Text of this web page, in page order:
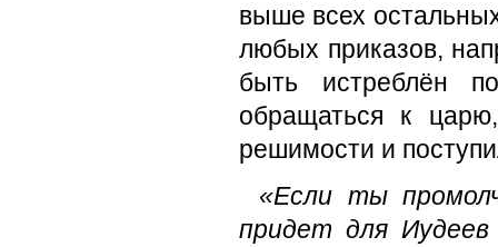
выше всех
любых приказов,
быть истреблён
обращаться к
решимости и
«Если ты
придет для